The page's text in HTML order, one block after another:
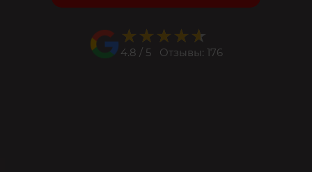
★★★★★
★★★★★
4.8 / 5 Отзывы: 176